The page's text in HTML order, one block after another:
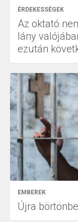
ÉRDEKESSÉGEK
Az oktató
lány
ezután
EMBEREK
Újra